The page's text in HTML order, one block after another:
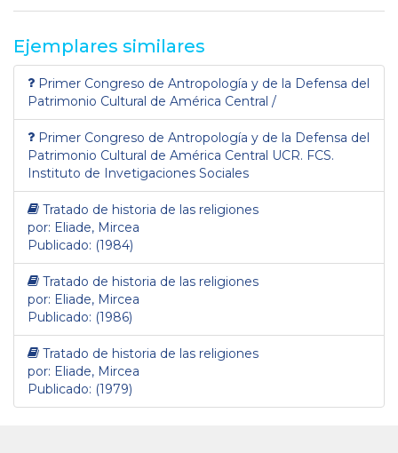
Ejemplares similares
Primer Congreso de Antropología y de la Defensa del
Patrimonio Cultural de América Central /
Primer Congreso de Antropología y de la Defensa del
Patrimonio Cultural de América Central UCR. FCS.
Instituto de Invetigaciones Sociales
Tratado de historia de las religiones
por: Eliade, Mircea
Publicado: (1984)
Tratado de historia de las religiones
por: Eliade, Mircea
Publicado: (1986)
Tratado de historia de las religiones
por: Eliade, Mircea
Publicado: (1979)